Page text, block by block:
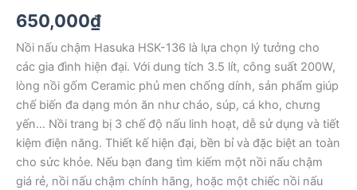
650,000₫
Nồi nấu chậm Hasuka HSK-136 là lựa chọn lý tưởng cho
các gia đình hiện đại. Với dung tích 3.5 lít, công suất 200W,
lòng nồi gốm Ceramic phủ men chống dính, sản phẩm giúp
chế biến đa dạng món ăn như cháo, súp, cá kho, chưng
yến… Nồi trang bị 3 chế độ nấu linh hoạt, dễ sử dụng và tiết
kiệm điện năng. Thiết kế hiện đại, bền bỉ và đặc biệt an toàn
cho sức khỏe. Nếu bạn đang tìm kiếm một nồi nấu chậm
giá rẻ, nồi nấu chậm chính hãng, hoặc một chiếc nồi nấu